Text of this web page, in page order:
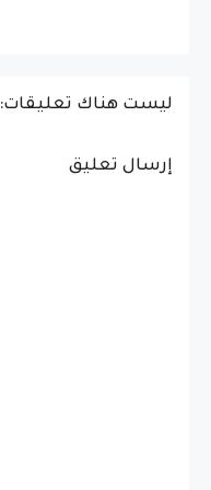
ليست هناك تعليقات:
إرسال تعليق